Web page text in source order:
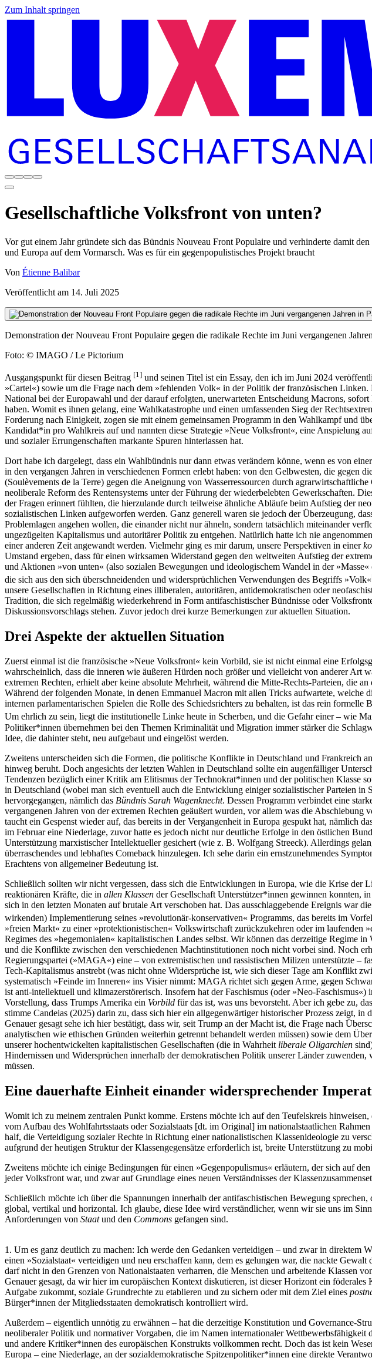
Zum Inhalt springen
Gesellschaftliche Volksfront von unten?
Vor gut einem Jahr gründete sich das Bündnis Nouveau Front Populaire und verhinderte damit
und Europa auf dem Vormarsch. Was es für ein gegenpopulistisches Projekt braucht
Von Étienne Balibar
Veröffentlicht am 14. Juli 2025
Demonstration der Nouveau Front Populaire gegen die radikale Rechte im Juni vergangenen
Foto: © IMAGO / Le Pictorium
Ausgangspunkt für diesen Beitrag [1 ] und seinen Titel ist ein Essay, den ich im Juni 2024
»Cartel«) sowie um die Frage nach dem »fehlenden Volk« in der Politik der französischen
National bei der Europawahl und der darauf erfolgten, unerwarteten Entscheidung Macrons,
haben. Womit es ihnen gelang, eine Wahlkatastrophe und einen umfassenden Sieg der
Forderung nach Einigkeit, zogen sie mit einem gemeinsamen Programm in den Wahlkampf und
Kandidat*in pro Wahlkreis auf und nannten diese Strategie »Neue Volksfront«, eine Anspielung
und sozialer Errungenschaften markante Spuren hinterlassen hat.
Dort habe ich dargelegt, dass ein Wahlbündnis nur dann etwas verändern könne, wenn es von
in den vergangen Jahren in verschiedenen Formen erlebt haben: von den Gelbwesten, die
(Soulèvements de la Terre) gegen die Aneignung von Wasserressourcen durch
neoliberale Reform des Rentensystems unter der Führung der wiederbelebten Gewerkschaften.
der Fragen erinnert fühlten, die hierzulande durch teilweise ähnliche Abläufe beim Aufstieg der
sozialistischen Linken aufgeworfen werden. Ganz generell waren sie jedoch der Überzeugung,
Problemlagen angehen wollen, die einander nicht nur ähneln, sondern tatsächlich miteinander
ungezügelten Kapitalismus und autoritärer Politik zu entgehen. Natürlich hatte ich nie
einer anderen Zeit angewandt werden. Vielmehr ging es mir darum, unsere Perspektiven in einer
Umstand ergeben, dass für einen wirksamen Widerstand gegen den weltweiten Aufstieg der
und Aktionen »von unten« (also sozialen Bewegungen und ideologischem Wandel in der
die sich aus den sich überschneidenden und widersprüchlichen Verwendungen des Begriffs »Volk«
unsere Gesellschaften in Richtung eines illiberalen, autoritären, antidemokratischen oder
Tradition, die sich regelmäßig wiederkehrend in Form antifaschistischer Bündnisse oder
Diskussionsvorschlags stehen. Zuvor jedoch drei kurze Bemerkungen zur aktuellen Situation.
Drei Aspekte der aktuellen Situation
Zuerst einmal ist die französische »Neue Volksfront« kein Vorbild, sie ist nicht einmal eine
wahrscheinlich, dass die inneren wie äußeren Hürden noch größer und vielleicht von anderer Art
extremen Rechten, erhielt aber keine absolute Mehrheit, während die Mitte-Rechts-Parteien, die
Während der folgenden Monate, in denen Emmanuel Macron mit allen Tricks aufwartete, welche
internen parlamentarischen Spielen die Rolle des Schiedsrichters zu behalten, ist das rein
Um ehrlich zu sein, liegt die institutionelle Linke heute in Scherben, und die Gefahr einer – wie
Politiker*innen übernehmen bei den Themen Kriminalität und Migration immer stärker die
Idee, die dahinter steht, neu aufgebaut und eingelöst werden.
Zweitens unterscheiden sich die Formen, die politische Konflikte in Deutschland und Frankreich
hinweg beruht. Doch angesichts der letzten Wahlen in Deutschland sollte ein augenfälliger
Tendenzen bezüglich einer Kritik am Elitismus der Technokrat*innen und der politischen Klasse
in Deutschland (wobei man sich eventuell auch die Entwicklung einiger sozialistischer Parteien
hervorgegangen, nämlich das Bündnis Sarah Wagenknecht. Dessen Programm verbindet eine
vergangenen Jahren von der extremen Rechten geäußert wurden, vor allem was die
taucht ein Gespenst wieder auf, das bereits in der Vergangenheit in Europa gespukt hat,
im Februar eine Niederlage, zuvor hatte es jedoch nicht nur deutliche Erfolge in den östlichen
Unterstützung marxistischer Intellektueller gesichert (wie z. B. Wolfgang Streeck). Allerdings
überraschendes und lebhaftes Comeback hinzulegen. Ich sehe darin ein ernstzunehmendes
Erachtens von allgemeiner Bedeutung ist.
Schließlich sollten wir nicht vergessen, dass sich die Entwicklungen in Europa, wie die Krise
reaktionären Kräfte, die in allen Klassen der Gesellschaft Unterstützer*innen gewinnen konnten,
sich in den letzten Monaten auf brutale Art verschoben hat. Das ausschlaggebende Ereignis war
wirkenden) Implementierung seines »revolutionär-konservativen« Programms, das bereits im
»freien Markt« zu einer »protektionistischen« Volkswirtschaft zurückzukehren oder im laufenden
Regimes des »hegemonialen« kapitalistischen Landes selbst. Wir können das derzeitige
und die Konflikte zwischen den verschiedenen Machtinstitutionen noch nicht vorbei sind. Noch
Regierungspartei (»MAGA«) eine – von extremistischen und rassistischen Milizen unterstützte –
Tech-Kapitalismus anstrebt (was nicht ohne Widersprüche ist, wie sich dieser Tage am Konflikt
systematisch »Feinde im Inneren« ins Visier nimmt: MAGA richtet sich gegen Arme, gegen
ist anti-intellektuell und klimazerstörerisch. Insofern hat der Faschismus (oder »Neo-
Vorstellung, dass Trumps Amerika ein Vorbild für das ist, was uns bevorsteht. Aber ich gebe zu,
stimme Candeias (2025) darin zu, dass sich hier ein allgegenwärtiger historischer Prozess zeigt,
Genauer gesagt sehe ich hier bestätigt, dass wir, seit Trump an der Macht ist, die Frage nach
analytischen wie ethischen Gründen weiterhin getrennt behandelt werden müssen) sowie dem
unserer hochentwickelten kapitalistischen Gesellschaften (die in Wahrheit liberale Oligarchien
Hindernissen und Widersprüchen innerhalb der demokratischen Politik unserer Länder
müssen.
Eine dauerhafte Einheit einander widersprechender
Womit ich zu meinem zentralen Punkt komme. Erstens möchte ich auf den Teufelskreis
vom Aufbau des Wohlfahrtsstaats oder Sozialstaats [dt. im Original] im nationalstaatlichen
half, die Verteidigung sozialer Rechte in Richtung einer nationalistischen Klassenideologie zu
aufgrund der heutigen Struktur der Klassengegensätze erforderlich ist, breite Unterstützung zu
Zweitens möchte ich einige Bedingungen für einen »Gegenpopulismus« erläutern, der sich auf
jeder Volksfront war, und zwar auf Grundlage eines neuen Verständnisses der
Schließlich möchte ich über die Spannungen innerhalb der antifaschistischen Bewegung
global, vertikal und horizontal. Ich glaube, diese Idee wird verständlicher, wenn wir sie uns im
Anforderungen von Staatund den Commons gefangen sind.
1. Um es ganz deutlich zu machen: Ich werde den Gedanken verteidigen – und zwar in
einen »Sozialstaat« verteidigen und neu erschaffen kann, dem es gelungen war, die nackte
darf nicht in den Grenzen von Nationalstaaten verharren, die Menschen und arbeitende Klassen
Genauer gesagt, da wir hier im europäischen Kontext diskutieren, ist dieser Horizont ein
Aufgabe zukommt, soziale Grundrechte zu etablieren und zu sichern oder mit dem Ziel eines
Bürger*innen der Mitgliedsstaaten demokratisch kontrolliert wird.
Außerdem – eigentlich unnötig zu erwähnen – hat die derzeitige Konstitution und Governance-
neoliberaler Politik und normativer Vorgaben, die im Namen internationaler
und andere Kritiker*innen des europäischen Konstrukts vollkommen recht. Doch das ist kein
Europa – eine Niederlage, an der sozialdemokratische Spitzenpolitiker*innen eine direkte